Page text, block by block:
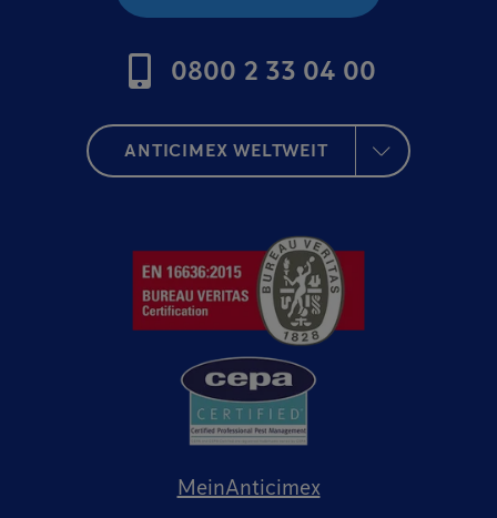
0800 2 33 04 00
ANTICIMEX WELTWEIT
MeinAnticimex